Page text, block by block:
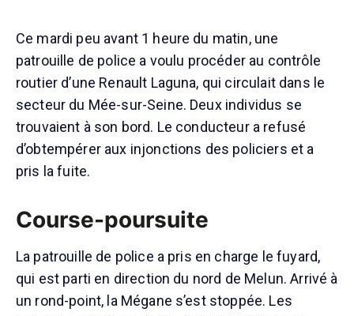
Ce mardi peu avant 1 heure du matin, une
patrouille de police a voulu procéder au contrôle
routier d’une Renault Laguna, qui circulait dans le
secteur du Mée-sur-Seine. Deux individus se
trouvaient à son bord. Le conducteur a refusé
d’obtempérer aux injonctions des policiers et a
pris la fuite.
Course-poursuite
La patrouille de police a pris en charge le fuyard,
qui est parti en direction du nord de Melun. Arrivé à
un rond-point, la Mégane s’est stoppée. Les